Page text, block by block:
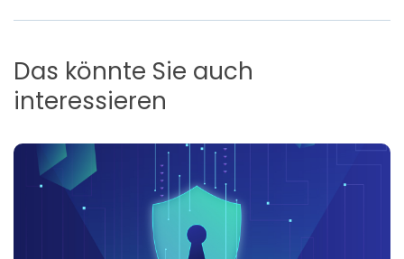
Das könnte Sie auch
interessieren